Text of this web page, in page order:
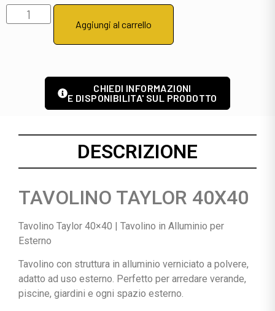
Aggiungi al carrello
CHIEDI INFORMAZIONI
E DISPONIBILITA' SUL PRODOTTO
DESCRIZIONE
TAVOLINO TAYLOR 40X40
Tavolino Taylor 40×40 | Tavolino in Alluminio per
Esterno
Tavolino con struttura in alluminio verniciato a polvere,
adatto ad uso esterno. Perfetto per arredare verande,
piscine, giardini e ogni spazio esterno.